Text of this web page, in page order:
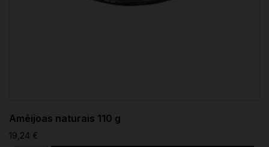
Amêijoas naturais 110 g
19,24 €